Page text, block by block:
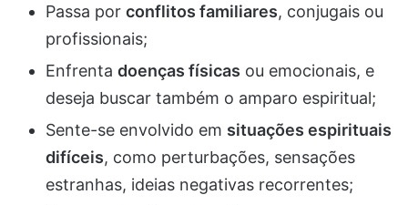
Passa por conflitos familiares, conjugais ou
profissionais;
Enfrenta doenças físicas ou emocionais, e
deseja buscar também o amparo espiritual;
Sente-se envolvido em situações espirituais
difíceis, como perturbações, sensações
estranhas, ideias negativas recorrentes;